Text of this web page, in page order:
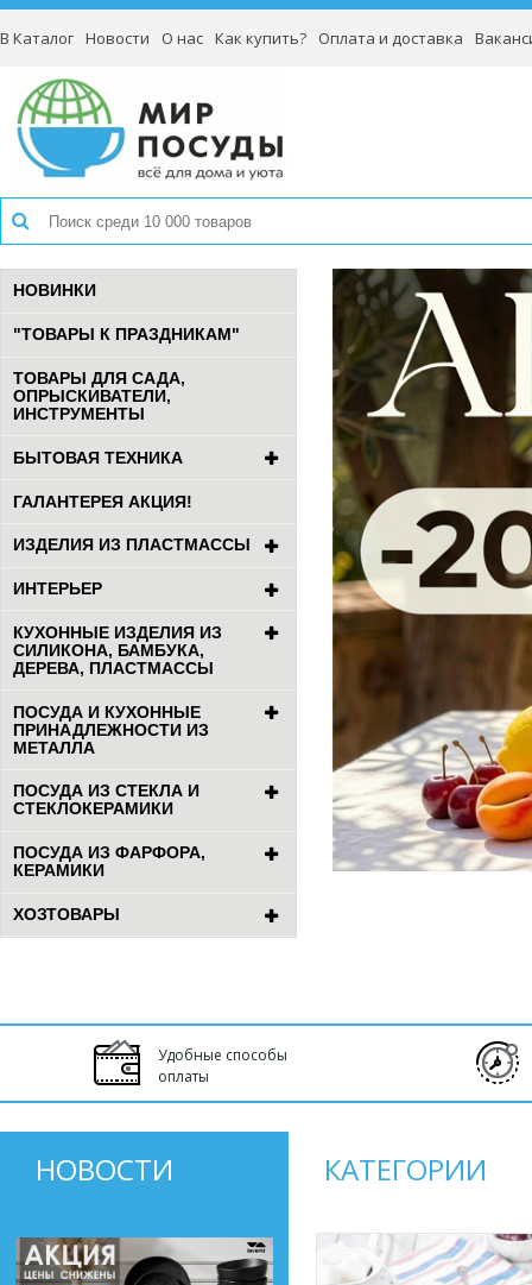
В Каталог Новости О нас Как купить? Оплата и доставка
НОВИНКИ
"ТОВАРЫ К ПРАЗДНИКАМ"
ТОВАРЫ ДЛЯ САДА,
ОПРЫСКИВАТЕЛИ,
ИНСТРУМЕНТЫ
БЫТОВАЯ ТЕХНИКА
ГАЛАНТЕРЕЯ АКЦИЯ!
ИЗДЕЛИЯ ИЗ ПЛАСТМАССЫ
ИНТЕРЬЕР
КУХОННЫЕ ИЗДЕЛИЯ ИЗ
СИЛИКОНА, БАМБУКА,
ДЕРЕВА, ПЛАСТМАССЫ
ПОСУДА И КУХОННЫЕ
ПРИНАДЛЕЖНОСТИ ИЗ
МЕТАЛЛА
ПОСУДА ИЗ СТЕКЛА И
СТЕКЛОКЕРАМИКИ
ПОСУДА ИЗ ФАРФОРА,
КЕРАМИКИ
ХОЗТОВАРЫ
Удобные способы
оплаты
НОВОСТИ КАТЕГОРИИ